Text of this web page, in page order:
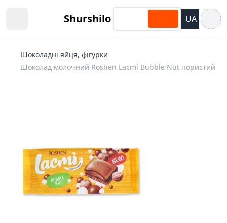
Shurshilo UA
Шоколадні яйця, фігурки
Шоколад молочний Roshen Lacmi Bubble Nut пористий